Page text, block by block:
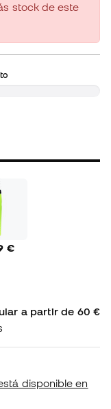
stock de este
€
a partir de 60 €
disponible en